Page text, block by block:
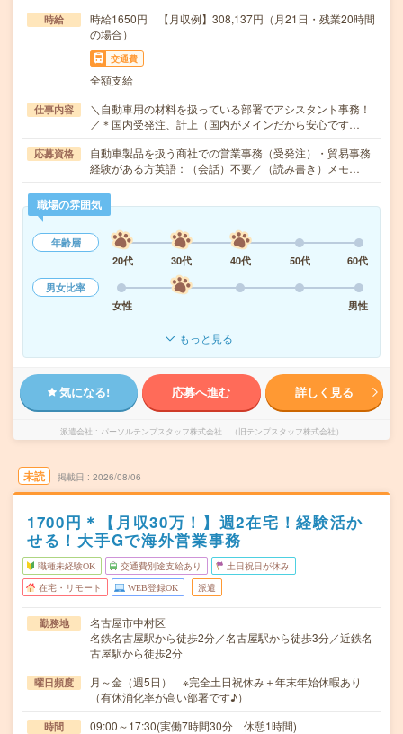
時給
時給1650円 【月収例】308,137円（月21日・残業20時間
の場合）
交通費
全額支給
仕事内容
＼自動車用の材料を扱っている部署でアシスタント事務！
／＊国内受発注、計上（国内がメインだから安心です…
応募資格
自動車製品を扱う商社での営業事務（受発注）・貿易事務
経験がある方英語：（会話）不要／（読み書き）メモ…
職場の雰囲気
年齢層
20代
30代 40代 50代
60代
男女比率
女性
男性
もっと見る
気になる! 応募へ進む 詳しく見る
派遣会社 パーソルテンプスタッフ株式会社 （旧テンプスタッフ株式会社）
未読 掲載日 2026/08/06
1700円＊【月収30万！】週2在宅！経験活か
せる！大手Gで海外営業事務
職種未経験OK 交通費別途支給あり 土日祝日が休み
在宅・リモート WEB登録OK 派遣
勤務地
名古屋市中村区
名鉄名古屋駅から徒歩2分／名古屋駅から徒歩3分／近鉄名
古屋駅から徒歩2分
曜日頻度
月～金（週5日） ※完全土日祝休み＋年末年始休暇あり
（有休消化率が高い部署です♪）
時間 09:00～17:30(実働7時間30分 休憩1時間)